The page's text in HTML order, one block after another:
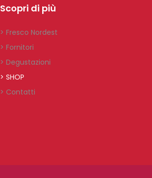
Scopri di più
> Fresco Nordest
> Fornitori
> Degustazioni
> SHOP
> Contatti